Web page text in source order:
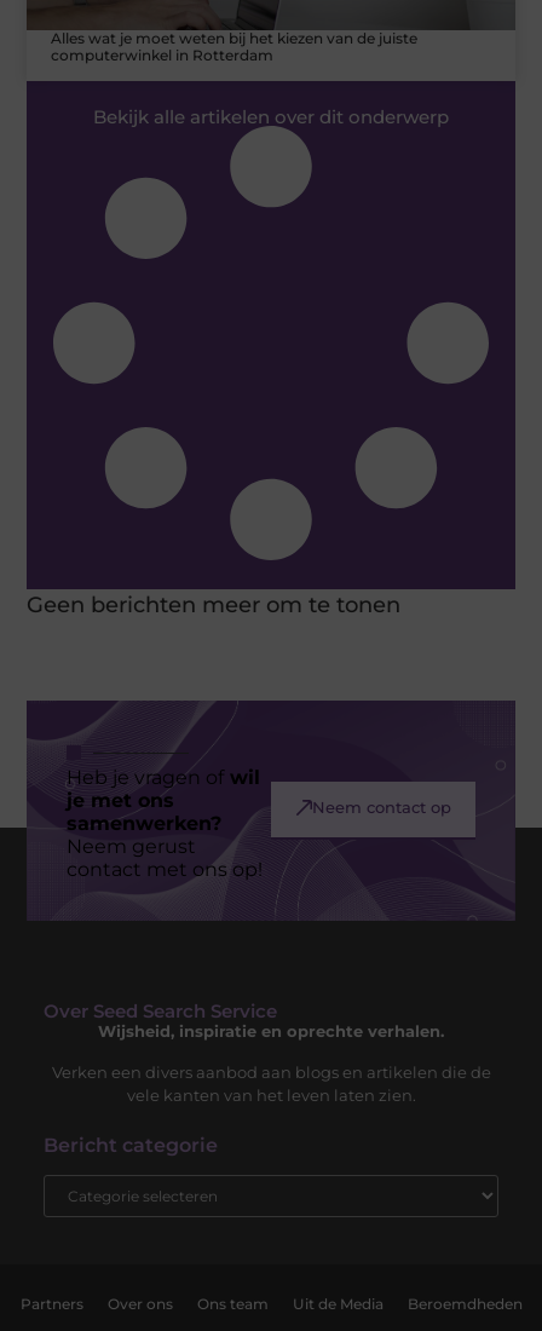
Alles wat je moet weten bij het kiezen van de juiste
computerwinkel in Rotterdam
Bekijk alle artikelen over dit onderwerp
Geen berichten meer om te tonen
Heb je vragen ofwil
je met ons
samenwerken?
Neem gerust
contact met ons op!
Neem contact op
Over Seed Search Service
Wijsheid, inspiratie en oprechte verhalen.
Verken een divers aanbod aan blogs en artikelen die de
vele kanten van het leven laten zien.
Bericht categorie
Partners Over ons Ons team Uit de Media Beroemdheden